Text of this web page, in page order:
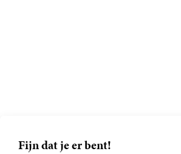
Fijn dat je er bent!